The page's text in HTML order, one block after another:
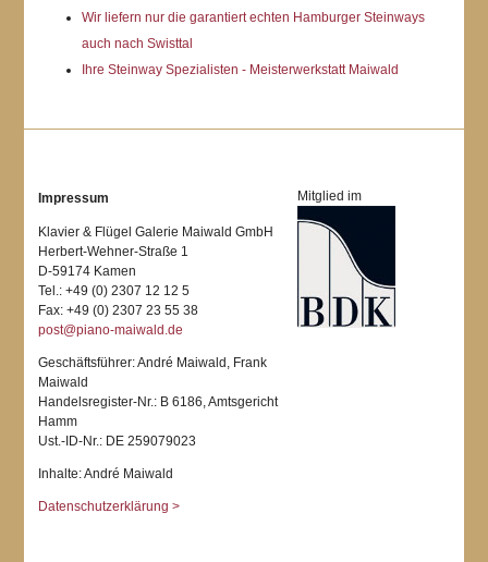
Wir liefern nur die garantiert echten Hamburger Steinways
auch nach Swisttal
Ihre Steinway Spezialisten - Meisterwerkstatt Maiwald
Impressum
Klavier & Flügel Galerie Maiwald GmbH
Herbert-Wehner-Straße 1
D-59174 Kamen
Tel.: +49 (0) 2307 12 12 5
Fax: +49 (0) 2307 23 55 38
post@piano-maiwald.de
Geschäftsführer: André Maiwald, Frank
Maiwald
Handelsregister-Nr.: B 6186, Amtsgericht
Hamm
Ust.-ID-Nr.: DE 259079023
Inhalte: André Maiwald
Datenschutzerklärung >
Mitglied im